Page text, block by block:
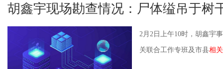
胡鑫宇现场勘查情况：尸体缢吊于树
2月2日上午10时，胡鑫宇
关联合工作专班及市县相